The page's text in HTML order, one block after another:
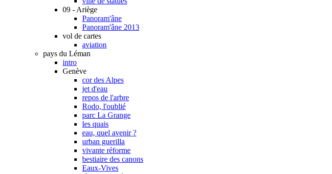
09 - Ariège
Panoram'âne
Panoram'âne 2013
vol de cartes
aviation
pays du Léman
intro
Genève
cor des Alpes
jet d'eau
repos de l'arbre
Rodo, l'oublié
parc La Grange
les quais
eau, quel avenir ?
urban guerilla
vivante réforme
bestiaire des canons
Eaux-Vives